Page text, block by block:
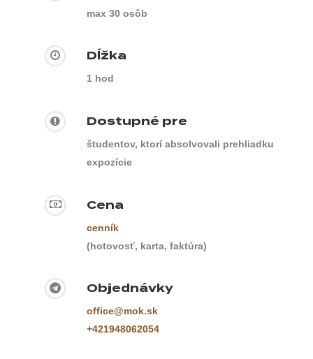
max 30 osôb
Dĺžka
1 hod
Dostupné pre
študentov, ktorí absolvovali prehliadku
expozície
Cena
cenník
(hotovosť, karta, faktúra)
Objednávky
office@mok.sk
+421948062054